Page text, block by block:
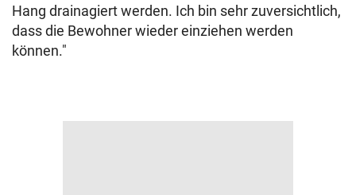
Hang drainagiert werden. Ich bin sehr zuversichtlich,
dass die Bewohner wieder einziehen werden
können."